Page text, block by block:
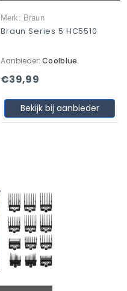
Merk: Braun
Braun Series 5 HC5510
Aanbieder: Coolblue
€39,99
Bekijk bij aanbieder